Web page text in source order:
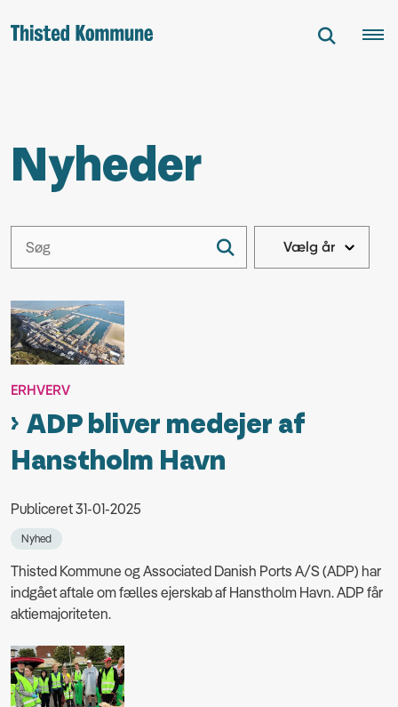
Nyheder
ERHVERV
ADP bliver medejer af
Hanstholm Havn
Publiceret 31-01-2025
Nyhed
Thisted Kommune og Associated Danish Ports A/S (ADP) har
indgået aftale om fælles ejerskab af Hanstholm Havn. ADP får
aktiemajoriteten.